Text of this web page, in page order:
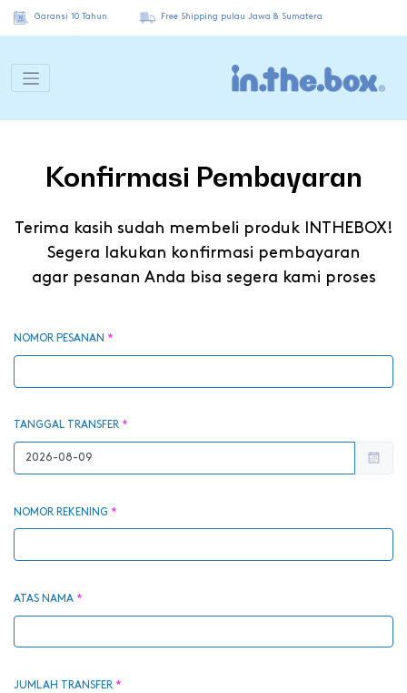
Garansi 10 Tahun Free Shipping pulau Jawa & Sumatera
Konfirmasi Pembayaran
Terima kasih sudah membeli produk INTHEBOX!
Segera lakukan konfirmasi pembayaran
agar pesanan Anda bisa segera kami proses
NOMOR PESANAN *
TANGGAL TRANSFER *
NOMOR REKENING *
ATAS NAMA *
JUMLAH TRANSFER *